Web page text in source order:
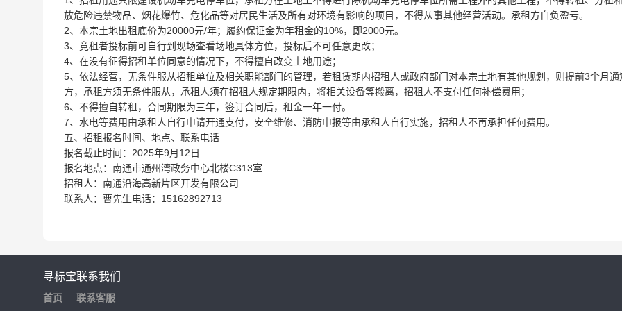
放危险违禁物品、烟花爆竹、危化品等对居民生活及所有对环境有影响的项目， 不得从事其他经营活动。承租方自负盈亏。
2、本宗土地出租底价为20000元/年；履约保证金为年租金的10%，即2000元。
3、竞租者投标前可自行到现场查看场地具体方位，投标后不可任意更改；
4、在没有征得招租单位同意的情况下，不得擅自改变土地用途；
5、依法经营，无条件服从招租单位及相关职能部门的管理， 若租赁期内招租人或政府部门对本宗土地有其他规划，则提前3个月通
方，承租方须无条件服从，承租人须在招租人规定期限内，将相关设备等搬离，招租人不支付任何补偿费用 ；
6、不得擅自转租，合同期限为三年，签订合同后，租金一年一付。
7、水电等费用由承租人自行申请开通支付，安全维修、消防申报等由承租人自行实施，招租人不再承担任何费用。
五、招租报名时间、地点、联系电话
报名截止时间：2025年9月12日
报名地点： 南通市通州湾政务中心北楼C313室
招租人：南通沿海高新片区开发有限公司
联系人：曹先生电话： 15162892713
寻标宝
首页
联系我们
联系客服